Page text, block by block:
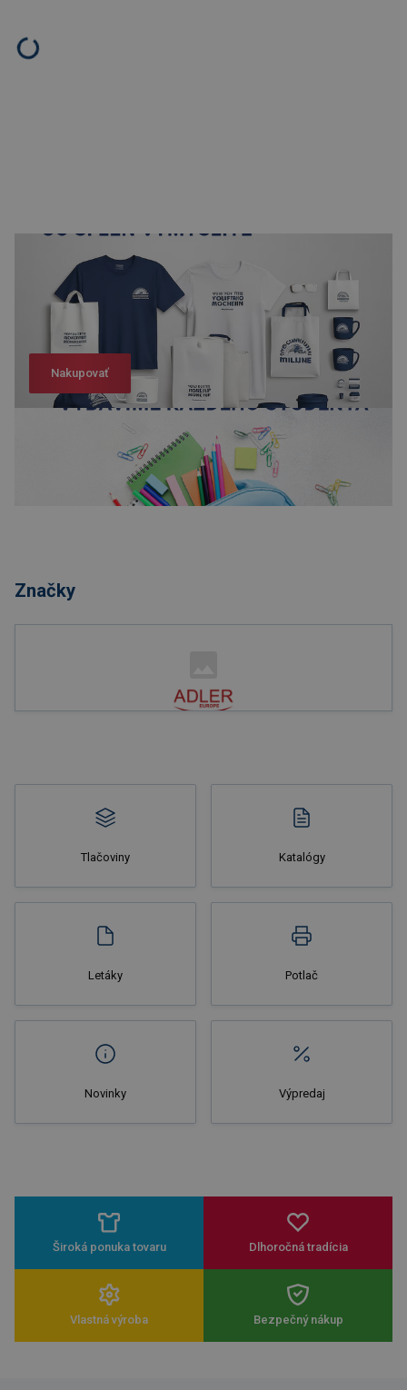
Nakupovať
Značky
Tlačoviny Katalógy
Letáky Potlač
Novinky Výpredaj
Široká ponuka tovaru Dlhoročná tradícia
Vlastná výroba Bezpečný nákup